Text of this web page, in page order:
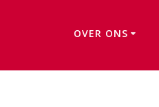
OVER ONS